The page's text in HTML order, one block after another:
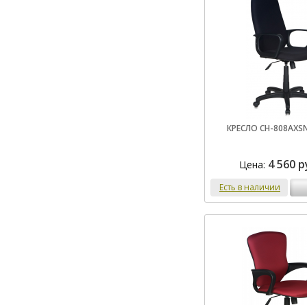
КРЕСЛО CH-
Цена: 4 560
Есть в наличии